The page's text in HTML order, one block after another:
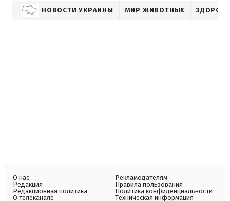
НОВОСТИ УКРАИНЫ МИР ЖИВОТНЫХ
О нас
Редакция
Редакционная политика
О телеканале
Рекламодателям
Правила пользования
Политика конфиденциальности
Техническая информация